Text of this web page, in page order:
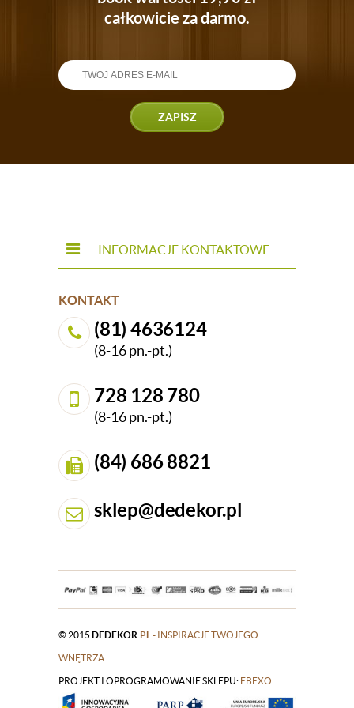
całkowicie za darmo.
ZAPISZ
INFORMACJE KONTAKTOWE
KONTAKT
(81) 4636124
(8-16 pn.-pt.)
728 128 780
(8-16 pn.-pt.)
(84) 686 8821
sklep@dedekor.pl
© 2015 DEDEKOR .PL - INSPIRACJE TWOJEGO
WNĘTRZA
|
PROJEKT I OPROGRAMOWANIE SKLEPU: EBEXO